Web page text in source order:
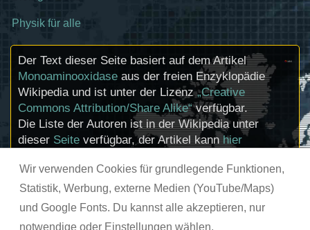
Wir verwenden Cookies für grundlegende Funktionen,
Statistik, Werbung, externe Medien (YouTube/Maps)
und Google Fonts. Du kannst alle akzeptieren, nur
notwendige oder Einstellungen wählen.
Physik für alle
Der Text dieser Seite basiert auf dem Artikel
Monoaminooxidase aus der freien Enzyklopädie
Wikipedia und ist unter der Lizenz„Creative
Commons Attribution/Share Alike“verfügbar.
Die Liste der Autoren ist in der Wikipedia unter
dieser Seite verfügbar, der Artikel kannhier
Urhebern und zum Lizenzstatus eingebundener
Mediendateien (etwa Bilder oder Videos) können
im Regelfall durch Anklicken dieser abgerufen